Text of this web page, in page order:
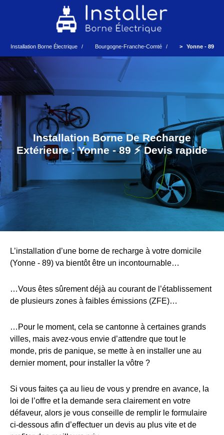
Installation Borne Électrique Bourgogne-Franche-Comté Yonne - 89
Installation Borne De Recharge
Extérieure : Yonne - 89 ⚡️ Devis rapide
L’installation d’une borne de recharge à votre domicile
(Yonne - 89) va bientôt être un incontournable…
…Vous êtes sûrement déjà au courant de l’établissement
de plusieurs zones à faibles émissions (ZFE)…
…Pour le moment, cela se cantonne à certaines grands
villes, mais avez-vous envie d’attendre que tout le
monde, pris de panique, se mette à en installer une au
dernier moment, pour installer la vôtre ?
Si vous faites ça au lieu de vous y prendre en avance, la
loi de l’offre et la demande sera clairement en votre
défaveur, alors je vous conseille de remplir le formulaire
ci-dessous afin d’effectuer un devis au plus vite et de